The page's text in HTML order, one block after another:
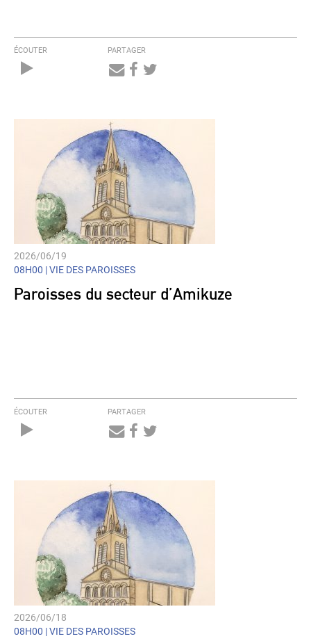
ÉCOUTER PARTAGER
2026/06/19
08H00 |VIE DES PAROISSES
Paroisses du secteur d’Amikuze
ÉCOUTER PARTAGER
2026/06/18
08H00 |VIE DES PAROISSES